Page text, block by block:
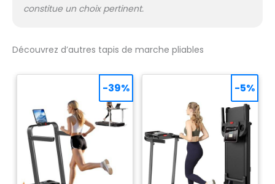
constitue un choix pertinent.
Découvrez d’autres tapis de marche pliables
-39% -5%